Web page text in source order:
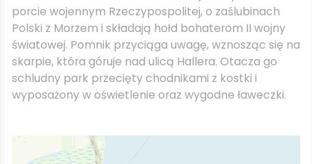
porcie wojennym Rzeczypospolitej, o zaślubinach
Polski z Morzem i składają hołd bohaterom II wojny
światowej. Pomnik przyciąga uwagę, wznosząc się na
skarpie, która góruje nad ulicą Hallera. Otacza go
schludny park przecięty chodnikami z kostki i
wyposażony w oświetlenie oraz wygodne ławeczki.